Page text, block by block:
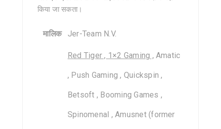
किया जा सकता।
मालिक Jer-Team N.V.
Red Tiger , 1×2 Gaming , Amatic
, Push Gaming , Quickspin ,
Betsoft , Booming Games ,
Spinomenal , Amusnet (former